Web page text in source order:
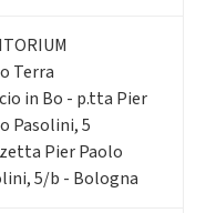
Terra
in Bo - p.tta Pier
Pasolini, 5
Pier Paolo
5/b - Bologna